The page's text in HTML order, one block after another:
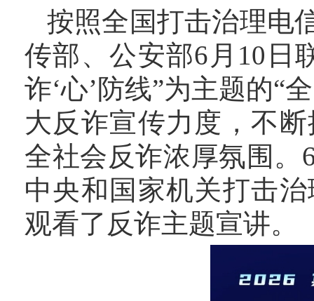
按照全国打击治理电
传部、公安部6月10日
诈‘心’防线”为主题的“
大反诈宣传力度，不
全社会反诈浓厚氛围。
中央和国家机关打击
观看了反诈主题宣讲。